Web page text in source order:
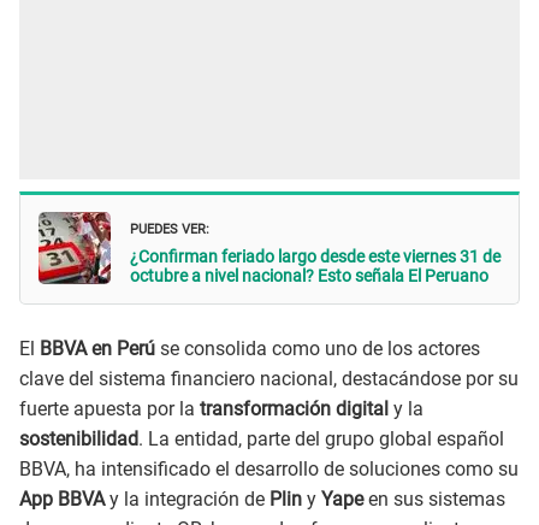
PUEDES VER:
¿Confirman feriado largo desde este viernes 31 de
octubre a nivel nacional? Esto señala El Peruano
El BBVA en Perú se consolida como uno de los actores
clave del sistema financiero nacional, destacándose por su
fuerte apuesta por la transformación digital y la
sostenibilidad. La entidad, parte del grupo global español
BBVA, ha intensificado el desarrollo de soluciones como su
App BBVAy la integración de Plin y Yapeen sus sistemas